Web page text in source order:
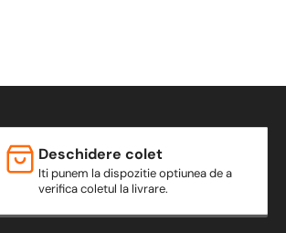
Deschidere colet
Iti punem la dispozitie optiunea de a
verifica coletul la livrare.